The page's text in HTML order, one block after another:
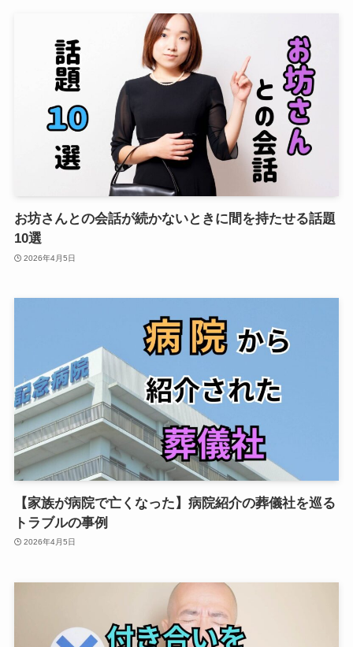
お坊さんとの会話が続かないときに間を持たせる話題
10選
2026年4月5日
【家族が病院で亡くなった】病院紹介の葬儀社を巡る
トラブルの事例
2026年4月5日